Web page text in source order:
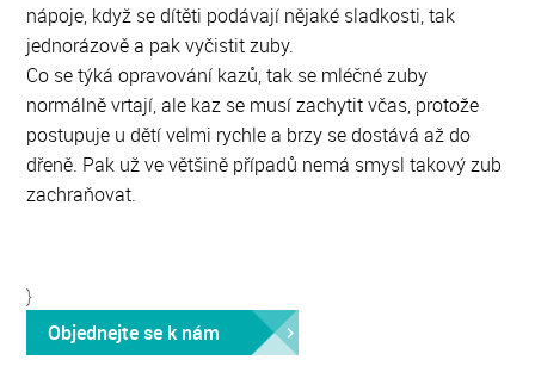
nápoje, když se dítěti podávají nějaké sladkosti, tak
jednorázově a pak vyčistit zuby.
Co se týká opravování kazů, tak se mléčné zuby
normálně vrtají, ale kaz se musí zachytit včas, protože
postupuje u dětí velmi rychle a brzy se dostává až do
dřeně. Pak už ve většině případů nemá smysl takový zub
zachraňovat.
}
Objednejte se k nám